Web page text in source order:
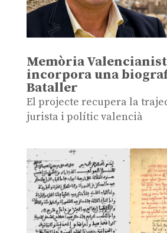
Memòria
incorpora una
Bataller
El projecte recupera la
jurista i polític valencià